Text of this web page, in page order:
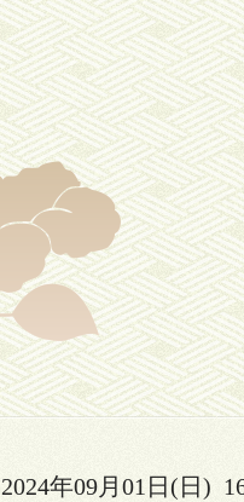
2024年09月01日(日)